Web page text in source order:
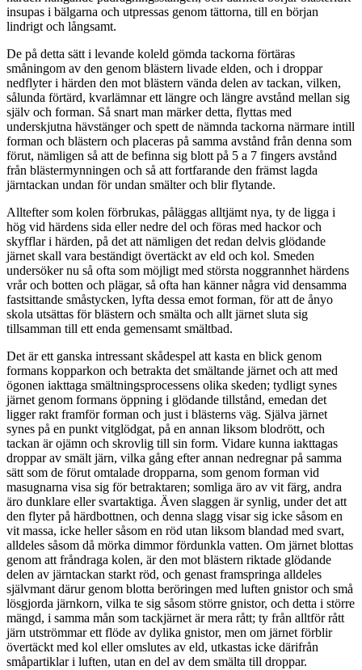
insupas i bälgarna och utpressas genom tättorna, till en början
lindrigt och långsamt.
De på detta sätt i levande koleld gömda tackorna förtäras
småningom av den genom blästern livade elden, och i droppar
nedflyter i härden den mot blästern vända delen av tackan, vilken,
sålunda förtärd, kvarlämnar ett längre och längre avstånd mellan sig
själv och forman. Så snart man märker detta, flyttas med
underskjutna hävstänger och spett de nämnda tackorna närmare intill
forman och blästern och placeras på samma avstånd från denna som
förut, nämligen så att de befinna sig blott på 5 a 7 fingers avstånd
från blästermynningen och så att fortfarande den främst lagda
järntackan undan för undan smälter och blir flytande.
Alltefter som kolen förbrukas, påläggas alltjämt nya, ty de ligga i
hög vid härdens sida eller nedre del och föras med hackor och
skyfflar i härden, på det att nämligen det redan delvis glödande
järnet skall vara beständigt övertäckt av eld och kol. Smeden
undersöker nu så ofta som möjligt med största noggrannhet härdens
vrår och botten och plägar, så ofta han känner några vid densamma
fastsittande småstycken, lyfta dessa emot forman, för att de ånyo
skola utsättas för blästern och smälta och allt järnet sluta sig
tillsamman till ett enda gemensamt smältbad.
Det är ett ganska intressant skådespel att kasta en blick genom
formans kopparkon och betrakta det smältande järnet och att med
ögonen iakttaga smältningsprocessens olika skeden; tydligt synes
järnet genom formans öppning i glödande tillstånd, emedan det
ligger rakt framför forman och just i blästerns väg. Själva järnet
synes på en punkt vitglödgat, på en annan liksom blodrött, och
tackan är ojämn och skrovlig till sin form. Vidare kunna iakttagas
droppar av smält järn, vilka gång efter annan nedregnar på samma
sätt som de förut omtalade dropparna, som genom forman vid
masugnarna visa sig för betraktaren; somliga äro av vit färg, andra
äro dunklare eller svartaktiga. Även slaggen är synlig, under det att
den flyter på härdbottnen, och denna slagg visar sig icke såsom en
vit massa, icke heller såsom en röd utan liksom blandad med svart,
alldeles såsom då mörka dimmor fördunkla vatten. Om järnet blottas
genom att fråndraga kolen, är den mot blästern riktade glödande
delen av järntackan starkt röd, och genast framspringa alldeles
självmant därur genom blotta beröringen med luften gnistor och små
lösgjorda järnkorn, vilka te sig såsom större gnistor, och detta i större
mängd, i samma mån som tackjärnet är mera rått; ty från alltför rått
järn utströmmar ett flöde av dylika gnistor, men om järnet förblir
övertäckt med kol eller omslutes av eld, utkastas icke därifrån
småpartiklar i luften, utan en del av dem smälta till droppar.